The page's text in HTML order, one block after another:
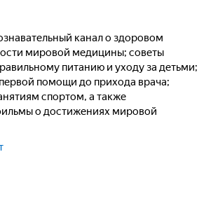
Вся правда о зубах
Вся правда о зубах
с Наталией Гончаровой
с Наталией Гончаровой
канал о здоровом
мировой медицины; советы
питанию и уходу за детьми;
помощи до прихода врача;
спортом, а также
о достижениях мировой